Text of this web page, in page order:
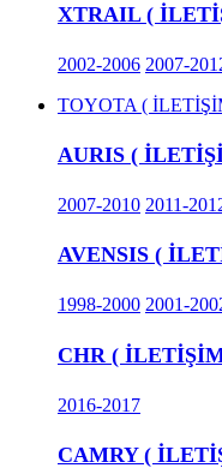
XTRAIL (
2002-2006 2007-
TOYOTA (
AURIS (
2007-2010 2011-
AVENSIS (
1998-2000 2001-
CHR (
2016-2017
CAMRY (